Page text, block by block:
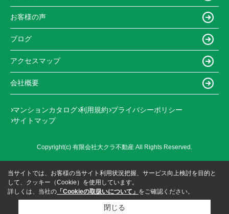
お客様の声
ブログ
アクセスマップ
会社概要
マンションカタログ 利用規約 プライバシーポリシー
サイトマップ
Copyright(c) 有限会社大クラ不動産 All Rights Reserved.
当サイトでは、お客様の当サイト利用状況把握、サービス向上検討を目的と
して、クッキー（Cookie）を使用しています。
詳しくは、当社の 「Cookieの取扱いについて」 をご確認ください。
閉じる